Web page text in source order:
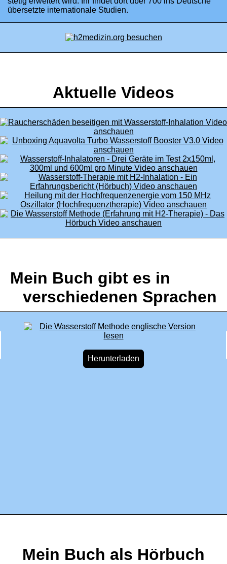
übersetzte internationale Studien.
Aktuelle Videos
Mein Buch gibt es in
verschiedenen Sprachen
Mein Buch als Hörbuch